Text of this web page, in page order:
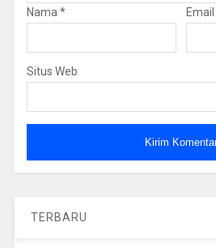
Nama * Email
Situs Web
TERBARU